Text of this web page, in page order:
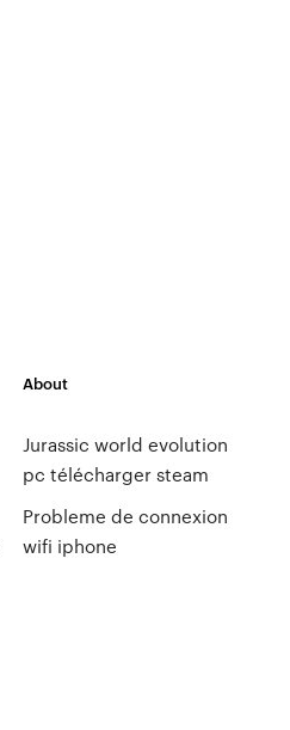
About
Jurassic world evolution
pc télécharger steam
Probleme de connexion
wifi iphone